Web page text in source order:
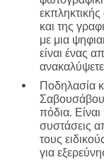
εκπληκτικής
και της
με μια
είναι ένας
Ποδηλασία
Σαβουσάβου
πόδια.
συστάσεις
τους
για